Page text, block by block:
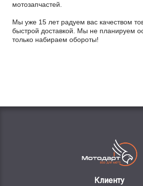
мотозапчастей.
Мы уже 15 лет радуем вас качеством
быстрой доставкой. Мы не планируем
только набираем обороты!
Клиенту